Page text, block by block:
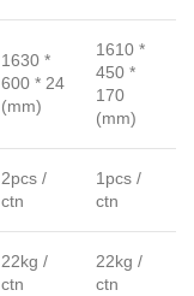
1630 *
600 * 24
(mm)
1610 *
450 *
170
(mm)
2pcs /
ctn
1pcs /
ctn
22kg /
ctn
22kg /
ctn